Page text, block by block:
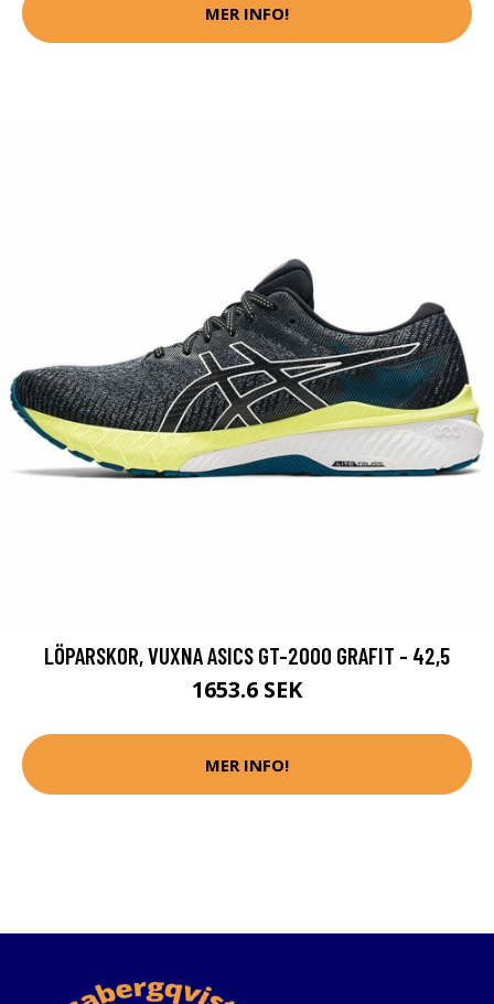
MER INFO!
LÖPARSKOR, VUXNA ASICS GT-2000 GRAFIT - 42,5
1653.6 SEK
MER INFO!